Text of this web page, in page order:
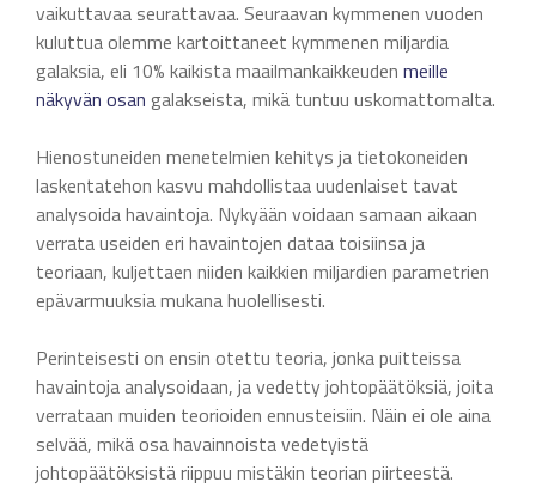
vaikuttavaa seurattavaa. Seuraavan kymmenen vuoden
kuluttua olemme kartoittaneet kymmenen miljardia
galaksia, eli 10% kaikista maailmankaikkeuden meille
näkyvän osan galakseista, mikä tuntuu uskomattomalta.
Hienostuneiden menetelmien kehitys ja tietokoneiden
laskentatehon kasvu mahdollistaa uudenlaiset tavat
analysoida havaintoja. Nykyään voidaan samaan aikaan
verrata useiden eri havaintojen dataa toisiinsa ja
teoriaan, kuljettaen niiden kaikkien miljardien parametrien
epävarmuuksia mukana huolellisesti.
Perinteisesti on ensin otettu teoria, jonka puitteissa
havaintoja analysoidaan, ja vedetty johtopäätöksiä, joita
verrataan muiden teorioiden ennusteisiin. Näin ei ole aina
selvää, mikä osa havainnoista vedetyistä
johtopäätöksistä riippuu mistäkin teorian piirteestä.